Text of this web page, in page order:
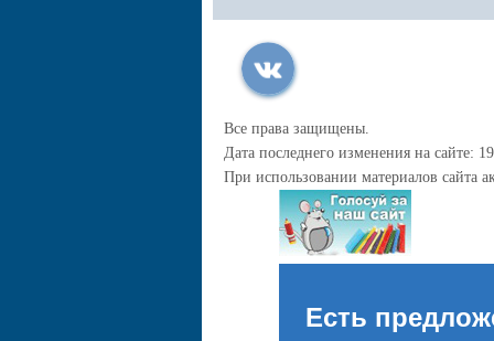
Все права защищены.
Дата последнего изменения на сайте:
При использовании материалов сайта
Есть